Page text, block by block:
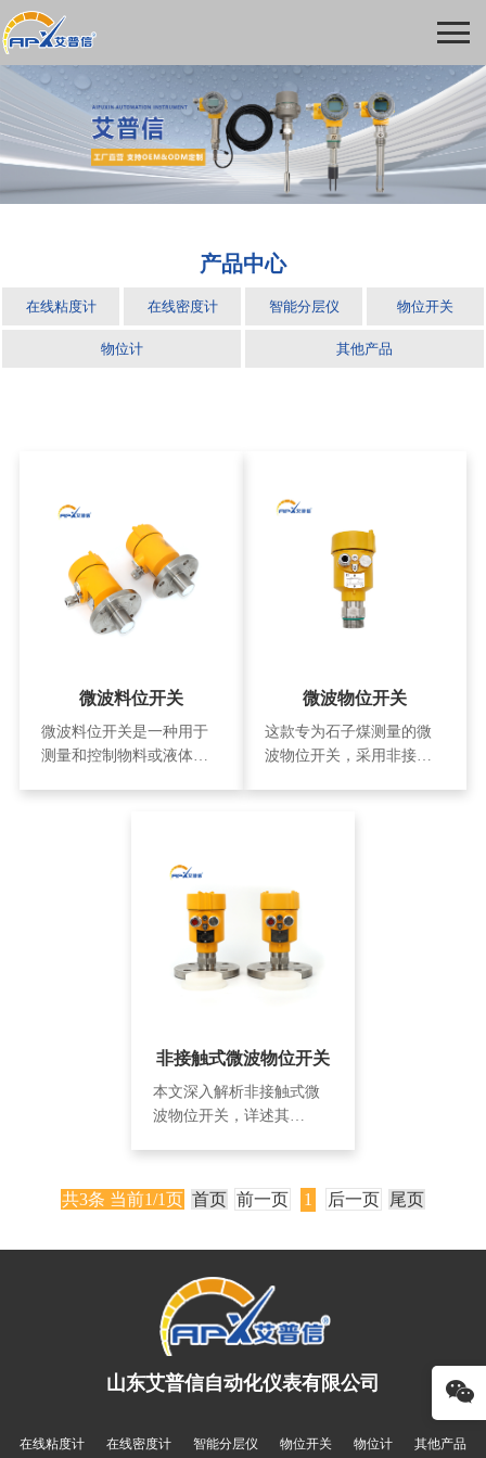
产品中心
在线粘度计 在线密度计 智能分层仪 物位开关
物位计 其他产品
微波料位开关
微波料位开关是一种用于
测量和控制物料或液体的
实现自动化控制和监测过
程。微波料位开关在工业
生产、化工、食品加工等
领域具有广泛的应用。 微
波料位开关凭借其非接触
控制中扮演着重要角色。
随着技术的不断进步，微
波料位开关将继续发展，
微波物位开关
这款专为石子煤测量的微
波物位开关，采用非接触
电，DPDT继电器输出，适
用于-40℃至+80℃的严苛
工业环境，是煤电、冶金
等行业物位控制的可靠之
非接触式微波物位开关
本文深入解析非接触式微
波物位开关，详述其
与304不锈钢材质及24VDC
供电等关键参数。探讨其
并与传统物位开关对比，
展现其高精度、高稳定性
及低维护成本优势，为工
业自动化测量提供优选方
案。
共3条 当前1/1页 首页 前一页 1 后一页 尾页
山东艾普信自动化仪表有限公司
在线粘度计 在线密度计 智能分层仪 物位开关 物位计 其他产品